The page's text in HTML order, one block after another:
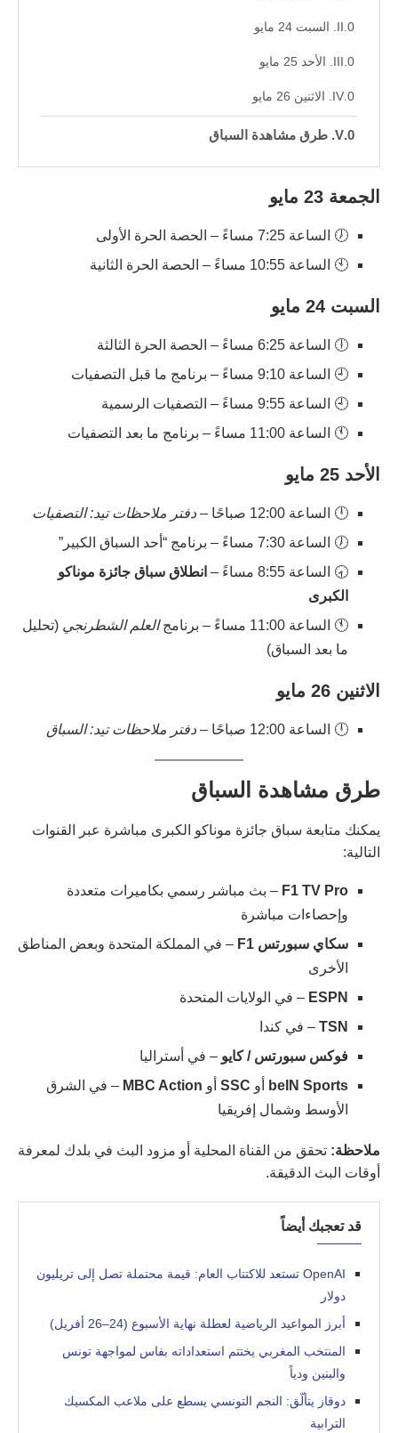
السبت 24 مايو
الأحد 25 مايو
الاثنين 26 مايو
طرق مشاهدة السباق
الجمعة 23 مايو
🕖 الساعة 7:25 مساءً – الحصة الحرة الأولى
🕙 الساعة 10:55 مساءً – الحصة الحرة الثانية
السبت 24 مايو
🕕 الساعة 6:25 مساءً – الحصة الحرة الثالثة
🕘 الساعة 9:10 مساءً – برنامج ما قبل التصفيات
🕘 الساعة 9:55 مساءً – التصفيات الرسمية
🕚 الساعة 11:00 مساءً – برنامج ما بعد التصفيات
الأحد 25 مايو
🕛 الساعة 12:00 صباحًا –
دفتر ملاحظات تيد: التصفيات
🕖 الساعة 7:30 مساءً – برنامج “أحد السباق الكبير”
🕣 الساعة 8:55 مساءً –
انطلاق سباق جائزة موناكو
الكبرى
🕚 الساعة 11:00 مساءً – برنامج
العلم الشطرنجي (تحليل
ما بعد السباق)
الاثنين 26 مايو
🕛 الساعة 12:00 صباحًا – دفتر ملاحظات تيد: السباق
طرق مشاهدة السباق
يمكنك متابعة سباق جائزة موناكو الكبرى مباشرة عبر القنوات
التالية:
F1 TV Pro – بث مباشر رسمي بكاميرات متعددة
وإحصاءات مباشرة
سكاي سبورتس F1
– في المملكة المتحدة وبعض المناطق
الأخرى
ESPN – في الولايات المتحدة
TSN – في كندا
فوكس سبورتس / كايو – في أستراليا
beIN Sports
أو SSC أو MBC Action – في الشرق
الأوسط وشمال إفريقيا
ملاحظة: تحقق من القناة المحلية أو مزود البث في بلدك لمعرفة
أوقات البث الدقيقة.
قد تعجبك أيضاً
OpenAI تستعد للاكتتاب العام: قيمة محتملة تصل إلى تريليون
دولار
أبرز المواعيد الرياضية لعطلة نهاية الأسبوع (24–26 أفريل)
المنتخب المغربي يختتم استعداداته بفاس لمواجهة تونس
والبنين ودياً
دوقاز يتألّق: النجم التونسي يسطع على ملاعب المكسيك
الترابية